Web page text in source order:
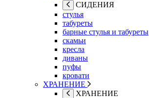
СИДЕНИЯ
стулья
табуреты
барные стулья и табуреты
скамьи
кресла
диваны
пуфы
кровати
ХРАНЕНИЕ
ХРАНЕНИЕ